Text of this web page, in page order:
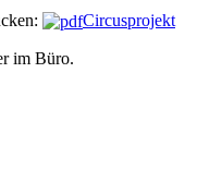
Circusprojekt
im Büro.